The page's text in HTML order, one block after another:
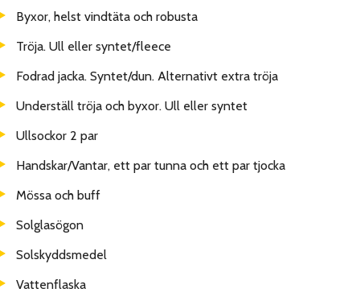
Byxor, helst vindtäta och robusta
Tröja. Ull eller syntet/fleece
Fodrad jacka. Syntet/dun. Alternativt extra tröja
Underställ tröja och byxor. Ull eller syntet
Ullsockor 2 par
Handskar/Vantar, ett par tunna och ett par tjocka
Mössa och buff
Solglasögon
Solskyddsmedel
Vattenflaska